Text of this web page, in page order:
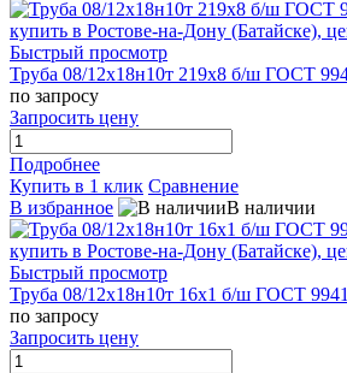
Быстрый просмотр
Труба 08/12х18н10т 219х8 б/ш ГОСТ
по запросу
Запросить цену
Подробнее
Купить в 1 клик Сравнение
В избранное
В наличии
Быстрый просмотр
Труба 08/12х18н10т 16х1 б/ш ГОСТ
по запросу
Запросить цену